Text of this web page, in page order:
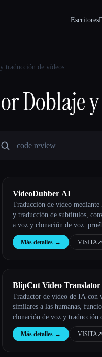
Escritores
traducción de vídeos
Doblaje
VideoDubber AI
Traducción de vídeo
y traducción de subtítulos,
a voz y clonación de voz:
Más detalles → VISITA↗︎
BlipCut Video Translator
Traductor de vídeo de IA con
similares a las humanas,
clonación de voz y traducción
Más detalles → VISITA↗︎